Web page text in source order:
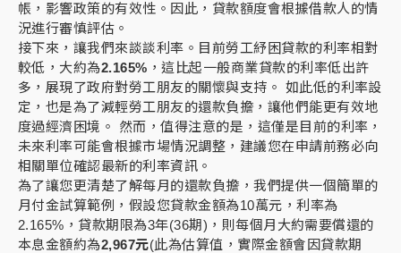
帳，影響政策的有效性。因此，貸款額度會根據借款人的情
況進行審慎評估。
接下來，讓我們來談談利率。目前勞工紓困貸款的利率相對
較低，大約為2.165% ，這比起一般商業貸款的利率低出許
多，展現了政府對勞工朋友的關懷與支持。 如此低的利率設
定，也是為了減輕勞工朋友的還款負擔，讓他們能更有效地
度過經濟困境。 然而，值得注意的是，這僅是目前的利率，
未來利率可能會根據市場情況調整，建議您在申請前務必向
相關單位確認最新的利率資訊。
為了讓您更清楚了解每月的還款負擔，我們提供一個簡單的
月付金試算範例，假設您貸款金額為10萬元，利率為
2.165%，貸款期限為3年(36期)，則每個月大約需要償還的
本息金額約為2,967元(此為估算值，實際金額會因貸款期